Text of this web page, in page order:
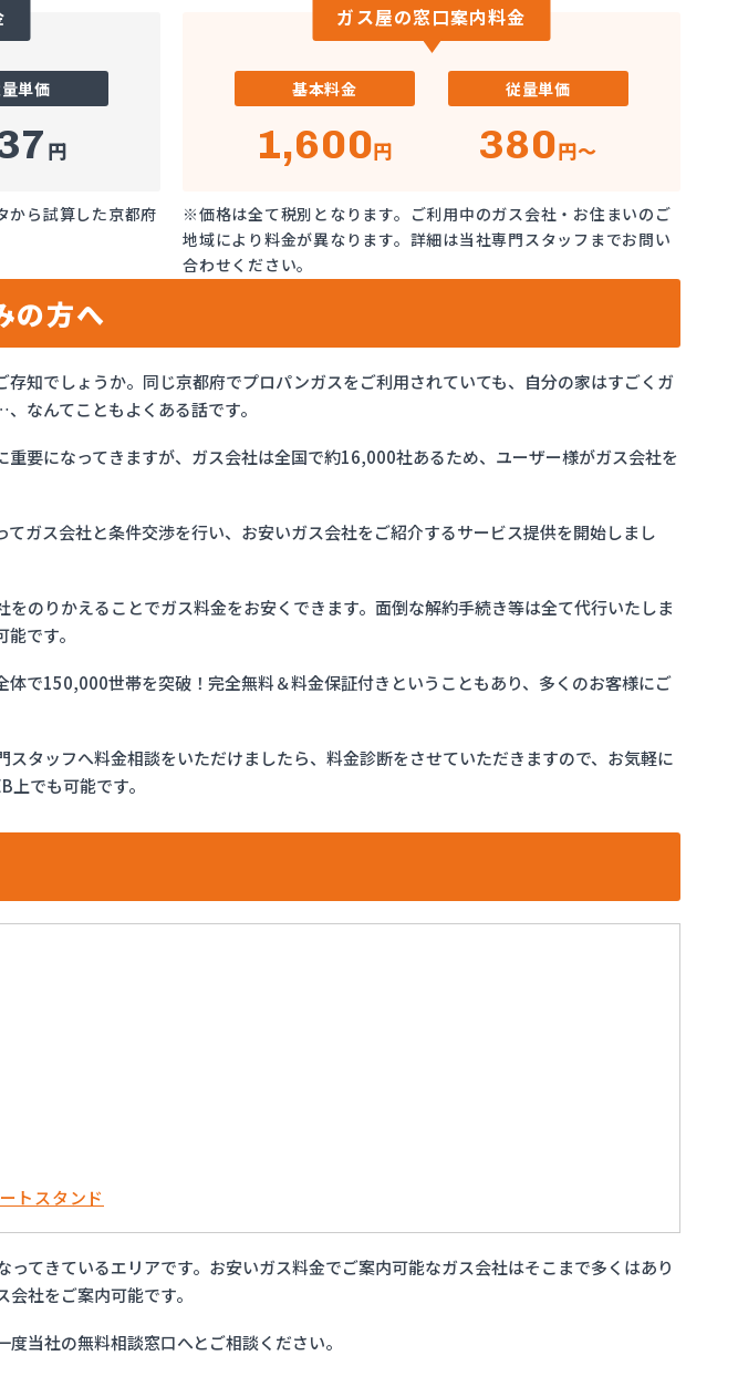
単価
円
ら試算した京都府
ガス屋の窓口案内料金
基本料金
1,600円
従量単価
380円～
※価格は全て税別となります。ご利用中のガス会社・お住まいのご
地域により料金が異なります。詳細は当社専門スタッフまでお問い
合わせください。
の方へ
知でしょうか。同じ京都府でプロパンガスをご利用されていても、自分の家はすごくガ
なんてこともよくある話です。
要になってきますが、ガス会社は全国で約16,000社あるため、ユーザー様がガス会社を
ガス会社と条件交渉を行い、お安いガス会社をご紹介するサービス提供を開始しまし
のりかえることでガス料金をお安くできます。面倒な解約手続き等は全て代行いたしま
です。
体で150,000世帯を突破！完全無料＆料金保証付きということもあり、多くのお客様にご
タッフへ料金相談をいただけましたら、料金診断をさせていただきますので、お気軽に
でも可能です。
トスタンド
オートガススタンド
てきているエリアです。お安いガス料金でご案内可能なガス会社はそこまで多くはあり
社をご案内可能です。
当社の無料相談窓口へとご相談ください。